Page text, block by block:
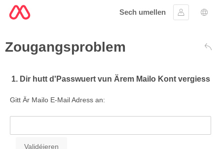
Sech umellen
Umellen
Zougangsproblem
1. Dir hutt d'Passwuert vun Ärem Mailo Kont vergiess
Gitt Är Mailo E-Mail Adress an: